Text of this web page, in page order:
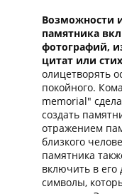
Возможности
памятника
фотографий,
цитат или
олицетворять
покойного.
memorial"
создать
отражением
близкого
памятника
включить в
символы,